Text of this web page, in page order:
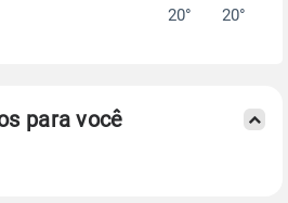
20° 20°
para você